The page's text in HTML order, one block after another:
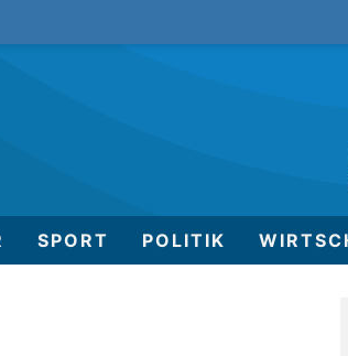
SPORT POLITIK